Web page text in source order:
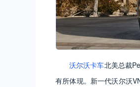
沃尔沃卡车北美总裁
有所体现。新一代沃尔沃